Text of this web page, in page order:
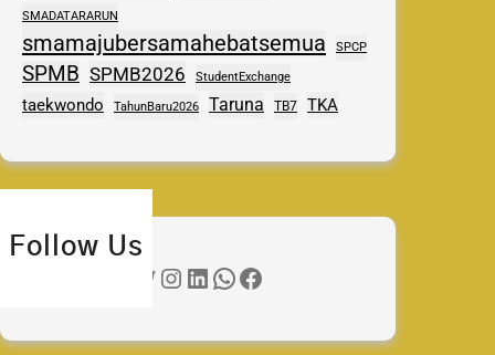
SMADATARARUN
smamajubersamahebatsemua SPCP
SPMB SPMB2026 StudentExchange
taekwondo TahunBaru2026 Taruna TB7 TKA
Follow Us
Instagram LinkedIn WhatsApp Facebook